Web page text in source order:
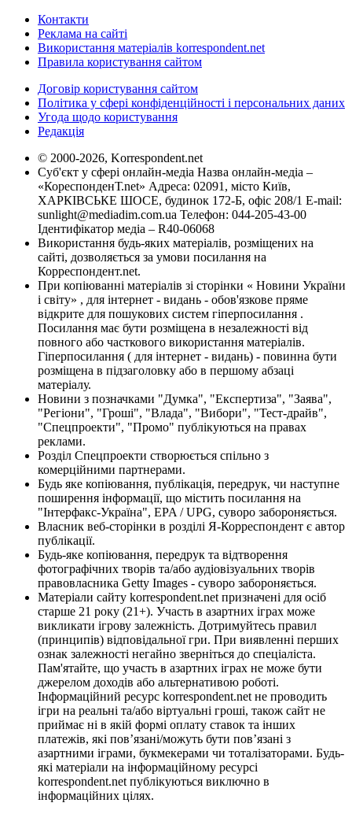
Контакти
Реклама на сайті
Використання матеріалів korrespondent.net
Правила користування сайтом
Договір користування сайтом
Політика у сфері конфіденційності і персональних даних
Угода щодо користування
Редакція
© 2000-2026, Korrespondent.net
Суб'єкт у сфері онлайн-медіа Назва онлайн-медіа –
«КореспонденТ.net» Адреса: 02091, місто Київ,
ХАРКІВСЬКЕ ШОСЕ, будинок 172-Б, офіс 208/1 E-mail:
sunlight@mediadim.com.ua Телефон: 044-205-43-00
Ідентифікатор медіа – R40-06068
Використання будь-яких матеріалів, розміщених на
сайті, дозволяється за умови посилання на
Корреспондент.net.
При копіюванні матеріалів зі сторінки « Новини України
і світу» , для інтернет - видань - обов'язкове пряме
відкрите для пошукових систем гіперпосилання .
Посилання має бути розміщена в незалежності від
повного або часткового використання матеріалів.
Гіперпосилання ( для інтернет - видань) - повинна бути
розміщена в підзаголовку або в першому абзаці
матеріалу.
Новини з позначками "Думка", "Експертиза", "Заява",
"Регіони", "Гроші", "Влада", "Вибори", "Тест-драйв",
"Спецпроекти", "Промо" публікуються на правах
реклами.
Розділ Спецпроекти створюється спільно з
комерційними партнерами.
Будь яке копіювання, публікація, передрук, чи наступне
поширення інформації, що містить посилання на
"Інтерфакс-Україна", EPA / UPG, суворо забороняється.
Власник веб-сторінки в розділі Я-Корреспондент є автор
публікації.
Будь-яке копіювання, передрук та відтворення
фотографічних творів та/або аудіовізуальних творів
правовласника Getty Images - суворо забороняється.
Матеріали сайту korrespondent.net призначені для осіб
старше 21 року (21+). Участь в азартних іграх може
викликати ігрову залежність. Дотримуйтесь правил
(принципів) відповідальної гри. При виявленні перших
ознак залежності негайно зверніться до спеціаліста.
Пам'ятайте, що участь в азартних іграх не може бути
джерелом доходів або альтернативою роботі.
Інформаційний ресурс korrespondent.net не проводить
ігри на реальні та/або віртуальні гроші, також сайт не
приймає ні в якій формі оплату ставок та інших
платежів, які пов’язані/можуть бути пов’язані з
азартними іграми, букмекерами чи тоталізаторами. Будь-
які матеріали на інформаційному ресурсі
korrespondent.net публікуються виключно в
інформаційних цілях.